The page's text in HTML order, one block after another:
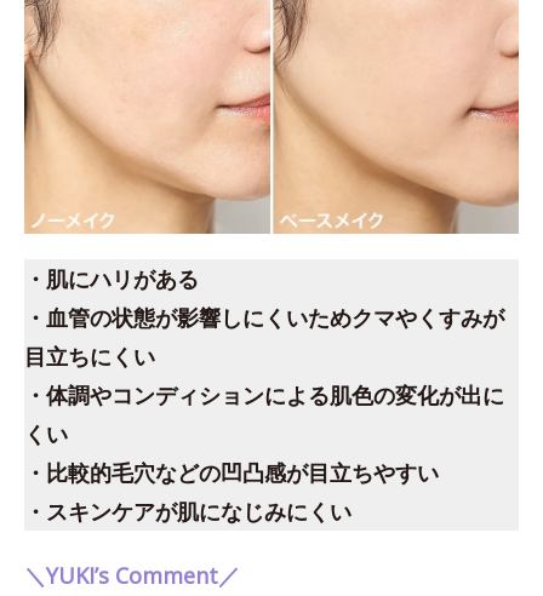
・肌にハリがある
・血管の状態が影響しにくいためクマやくすみが
目立ちにくい
・体調やコンディションによる肌色の変化が出に
くい
・比較的毛穴などの凹凸感が目立ちやすい
・スキンケアが肌になじみにくい
＼YUKI’s Comment／